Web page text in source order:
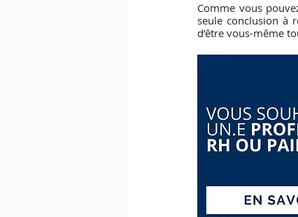
Comme vous
seule conclusion à
d’être vous-même